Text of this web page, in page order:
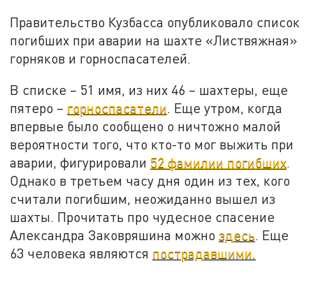
Правительство Кузбасса опубликовало список
погибших при аварии на шахте «Листвяжная»
горняков и горноспасателей.
В списке – 51 имя, из них 46 – шахтеры, еще
пятеро – горноспасатели. Еще утром, когда
впервые было сообщено о ничтожно малой
вероятности того, что кто-то мог выжить при
аварии, фигурировали 52 фамилии погибших.
Однако в третьем часу дня один из тех, кого
считали погибшим, неожиданно вышел из
шахты. Прочитать про чудесное спасение
Александра Заковряшина можноздесь. Еще
63 человека являются пострадавшими.